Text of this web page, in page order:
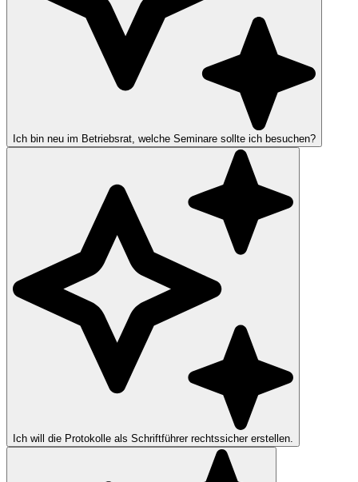
Ich bin neu im Betriebsrat, welche Seminare sollte ich besuchen?
Ich will die Protokolle als Schriftführer rechtssicher erstellen.